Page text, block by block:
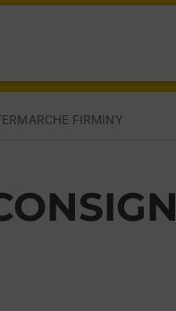
FIRMINY
FIRMINY,